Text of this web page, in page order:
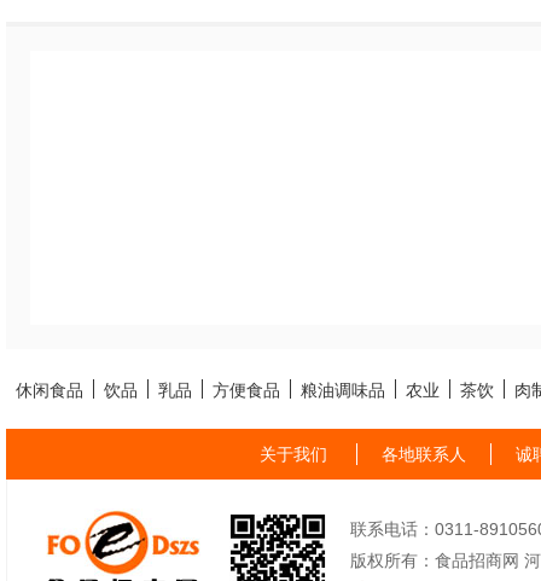
休闲食品 饮品 乳品 方便食品 粮油调味品 农业 茶饮 肉
关于我们 各地联系人 诚
联系电话：0311-
版权所有：食品招商网